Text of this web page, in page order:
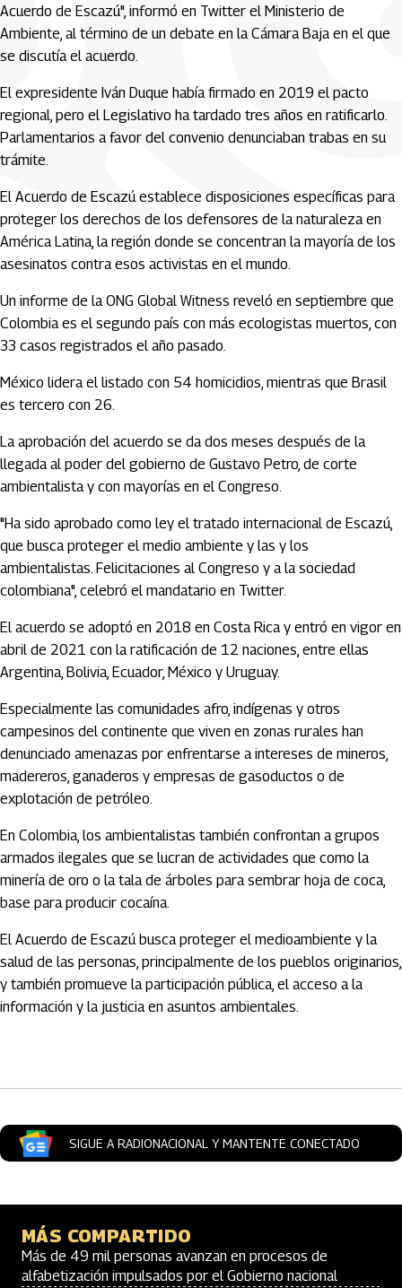
Acuerdo de Escazú", informó en Twitter el Ministerio de
Ambiente, al término de un debate en la Cámara Baja en el que
se discutía el acuerdo.
El expresidente Iván Duque había firmado en 2019 el pacto
regional, pero el Legislativo ha tardado tres años en ratificarlo.
Parlamentarios a favor del convenio denunciaban trabas en su
trámite.
El Acuerdo de Escazú establece disposiciones específicas para
proteger los derechos de los defensores de la naturaleza en
América Latina, la región donde se concentran la mayoría de los
asesinatos contra esos activistas en el mundo.
Un informe de la ONG Global Witness reveló en septiembre que
Colombia es el segundo país con más ecologistas muertos, con
33 casos registrados el año pasado.
México lidera el listado con 54 homicidios, mientras que Brasil
es tercero con 26.
La aprobación del acuerdo se da dos meses después de la
llegada al poder del gobierno de Gustavo Petro, de corte
ambientalista y con mayorías en el Congreso.
"Ha sido aprobado como ley el tratado internacional de Escazú,
que busca proteger el medio ambiente y las y los
ambientalistas. Felicitaciones al Congreso y a la sociedad
colombiana", celebró el mandatario en Twitter.
El acuerdo se adoptó en 2018 en Costa Rica y entró en vigor en
abril de 2021 con la ratificación de 12 naciones, entre ellas
Argentina, Bolivia, Ecuador, México y Uruguay.
Especialmente las comunidades afro, indígenas y otros
campesinos del continente que viven en zonas rurales han
denunciado amenazas por enfrentarse a intereses de mineros,
madereros, ganaderos y empresas de gasoductos o de
explotación de petróleo.
En Colombia, los ambientalistas también confrontan a grupos
armados ilegales que se lucran de actividades que como la
minería de oro o la tala de árboles para sembrar hoja de coca,
base para producir cocaína.
El Acuerdo de Escazú busca proteger el medioambiente y la
salud de las personas, principalmente de los pueblos originarios,
y también promueve la participación pública, el acceso a la
información y la justicia en asuntos ambientales.
SIGUE A RADIONACIONAL Y MANTENTE CONECTADO
MÁS COMPARTIDO
Más de 49 mil personas avanzan en procesos de
alfabetización impulsados por el Gobierno nacional